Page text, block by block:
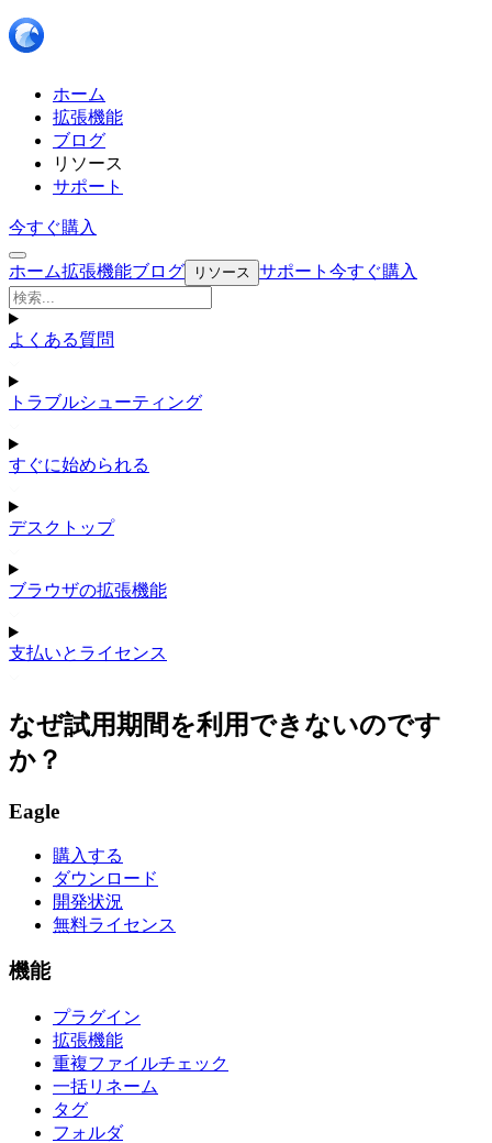
ホーム
拡張機能
ブログ
リソース
サポート
今すぐ購入
ホーム拡張機能ブログ リソース サポート 今すぐ購入
よくある質問
トラブルシューティング
すぐに始められる
デスクトップ
ブラウザの拡張機能
支払いとライセンス
なぜ試用期間を利用できないのです
か？
Eagle
購入する
ダウンロード
開発状況
無料ライセンス
機能
プラグイン
拡張機能
重複ファイルチェック
一括リネーム
タグ
フォルダ